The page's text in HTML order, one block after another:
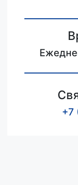
+7